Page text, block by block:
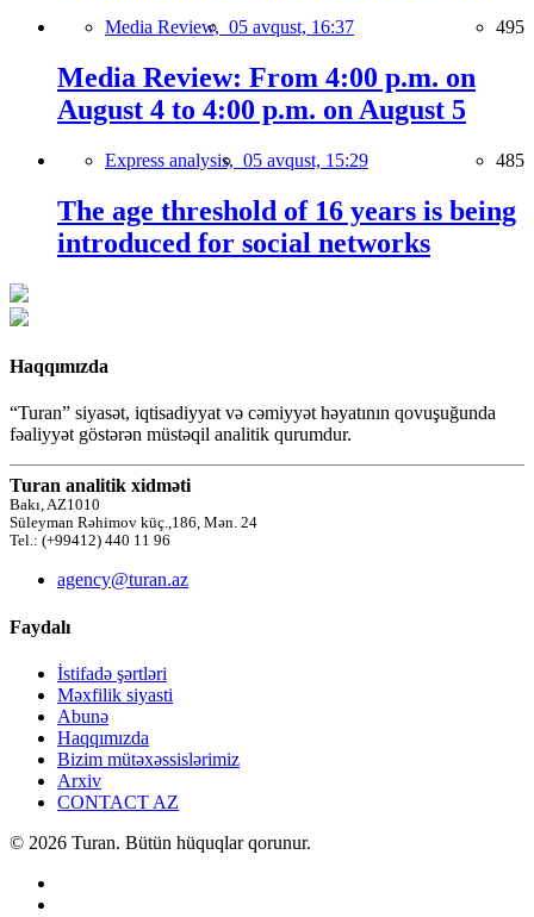
Media Review, 05 avqust, 16:37 495
Media Review: From 4:00 p.m. on
August 4 to 4:00 p.m. on August 5
Express analysis, 05 avqust, 15:29 485
The age threshold of 16 years is being
introduced for social networks
Haqqımızda
“Turan” siyasət, iqtisadiyyat və cəmiyyət həyatının qovuşuğunda
fəaliyyət göstərən müstəqil analitik qurumdur.
Turan analitik xidməti
Bakı, AZ1010
Süleyman Rəhimov küç.,186, Mən. 24
Tel.: (+99412) 440 11 96
agency@turan.az
Faydalı
İstifadə şərtləri
Məxfilik siyasti
Abunə
Haqqımızda
Bizim mütəxəssislərimiz
Arxiv
CONTACT AZ
© 2026 Turan. Bütün hüquqlar qorunur.